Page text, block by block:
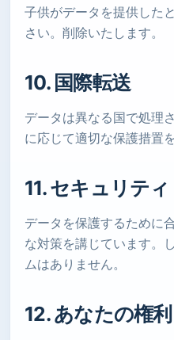
子供がデータを提供した
さい。削除いたします。
10. 国際転送
データは異なる国で処理
に応じて適切な保護措置
11. セキュリティ
データを保護するために
な対策を講じています。
ムはありません。
12. あなたの権利